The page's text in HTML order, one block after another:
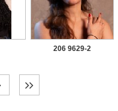
206 9629-2